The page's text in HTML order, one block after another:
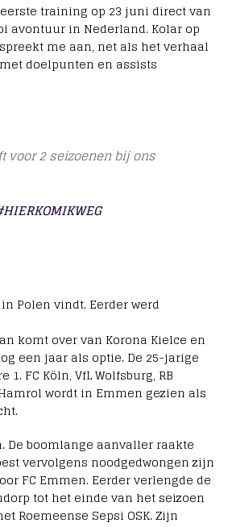
training op 23 juni direct van
avontuur in Nederland. Kolar op
me aan, net als het verhaal
doelpunten en assists
voor 2 seizoenen bij ons
Polen vindt. Eerder werd
komt over van Korona Kielce en
een jaar als optie. De 25-jarige
FC Köln, VfL Wolfsburg, RB
wordt in Emmen gezien als
De boomlange aanvaller raakte
vervolgens noodgedwongen zijn
FC Emmen. Eerder verlengde de
tot het einde van het seizoen
Roemeense Sepsi OSK. Zijn